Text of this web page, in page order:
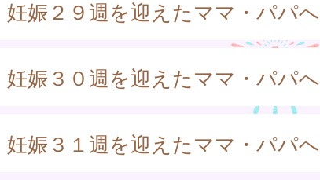
妊娠２９週を迎えたママ・パパへ
妊娠３０週を迎えたママ・パパへ
妊娠３１週を迎えたママ・パパへ